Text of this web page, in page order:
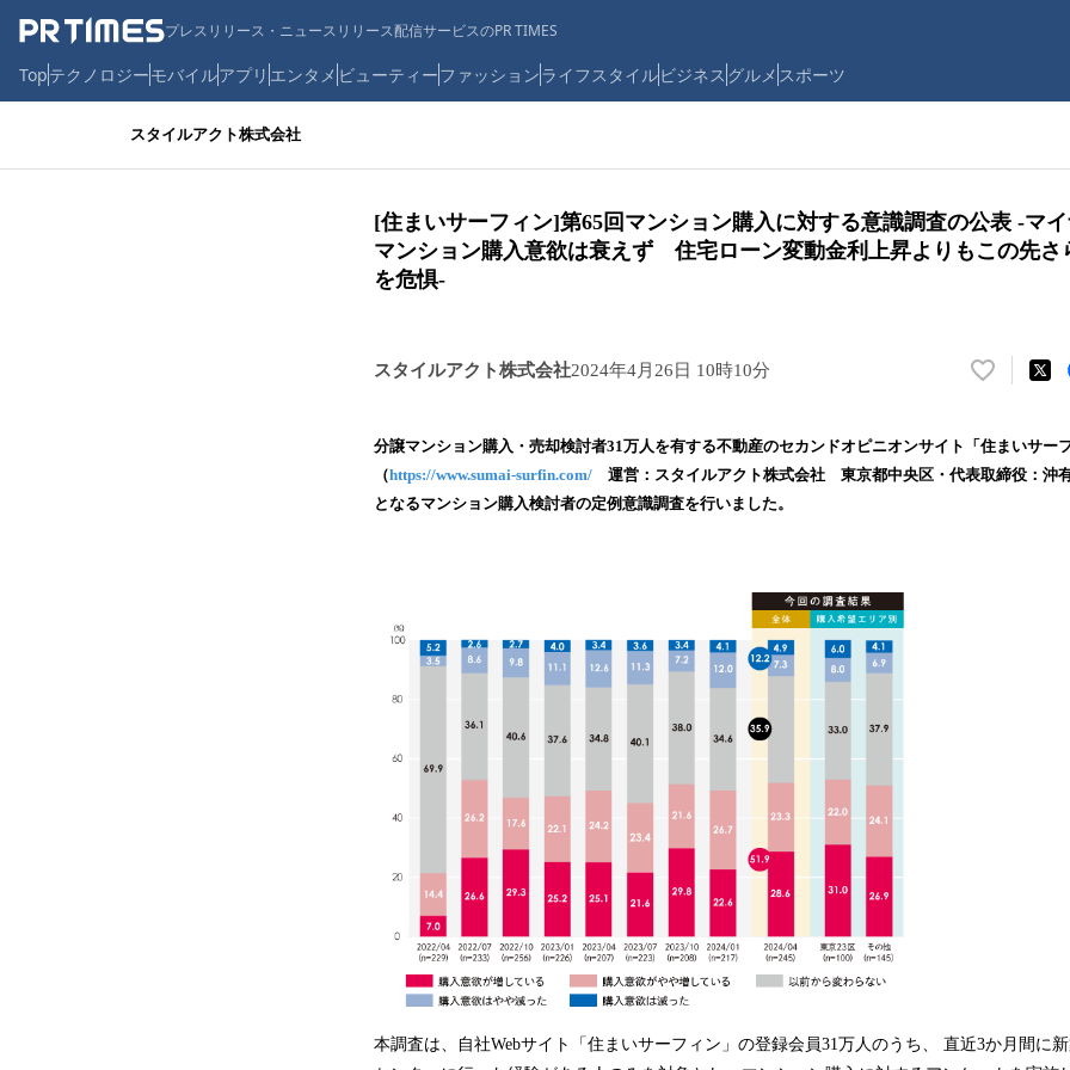
プレスリリース・ニュースリリース配信サービスのPR TIMES
Topテクノロジーモバイルアプリ エンタメ ビューティーファッションライフスタイルビジネス グルメ スポーツ
スタイルアクト株式会社
[住まいサーフィン]第65回マンション購入に対する意識調査の公表 -マ
マンション購入意欲は衰えず 住宅ローン変動金利上昇よりもこの先さ
を危惧-
スタイルアクト株式会社2024年4月26日 10時10分
い
！
数
分譲マンション購入・売却検討者31万人を有する不動産のセカンドオピニオンサイト「住まいサーフ
（https://www.sumai-surfin.com/ 運営：スタイルアクト株式会社 東京都中央区・代表取締役：沖
となるマンション購入検討者の定例意識調査を行いました。
本調査は、自社Webサイト「住まいサーフィン」の登録会員31万人のうち、 直近3か月間に